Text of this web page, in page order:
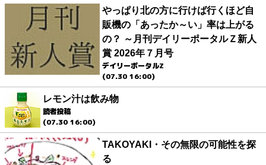
やっぱり北の方に行けば行くほど自
販機の「あったか～い」率は上がる
の？ ～月刊デイリーポータルＺ新人
賞 2026年７月号
デイリーポータルZ
(07.30 16:00)
レモン汁は飲み物
読者投稿
(07.30 16:00)
TAKOYAKI・その無限の可能性を探
る